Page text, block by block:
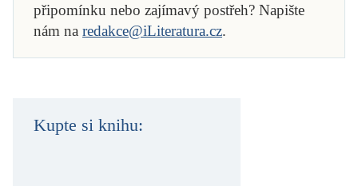
připomínku nebo zajímavý postřeh? Napište
nám na redakce@iLiteratura.cz.
Kupte si knihu: